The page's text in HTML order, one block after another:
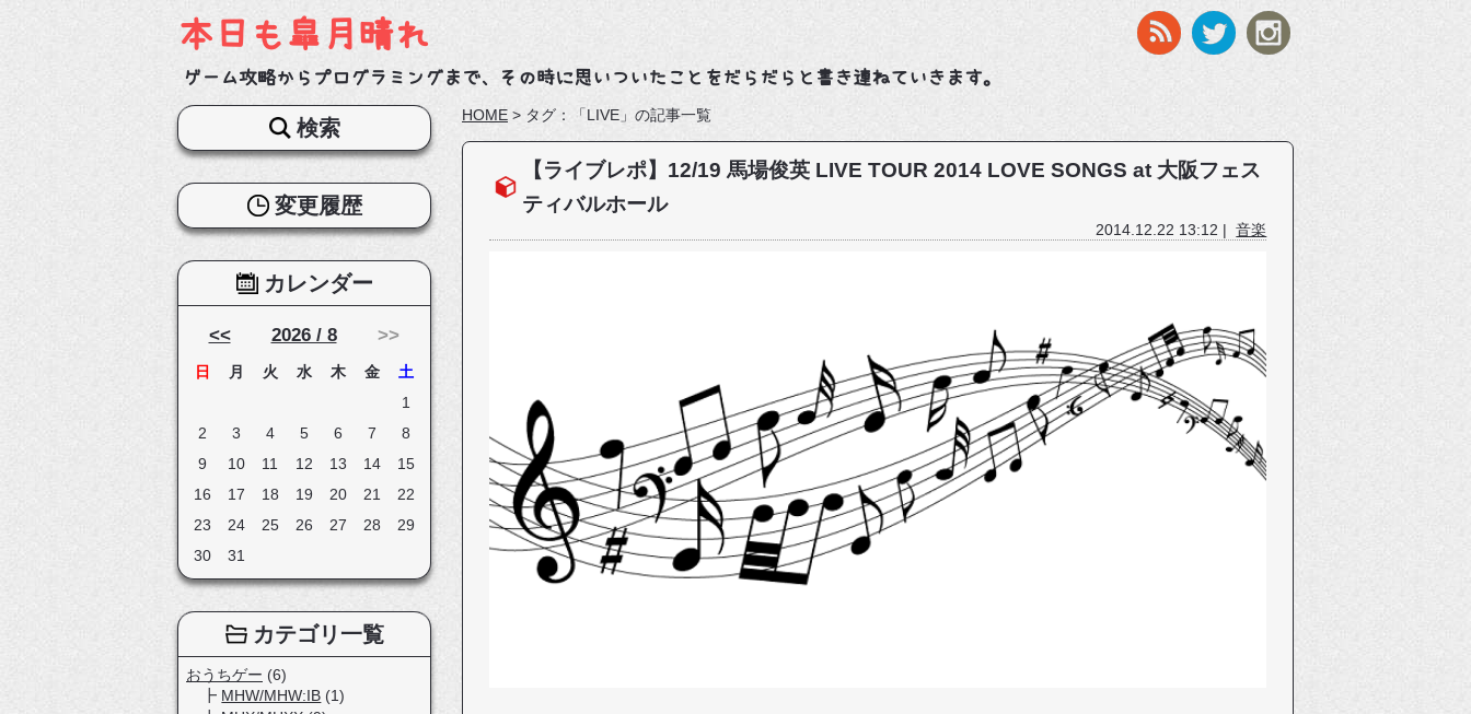
本日も皐月晴れ
ゲーム攻略からプログラミングまで、その時に思いついたことをだらだらと書き連ねていきます。
HOME > タグ：「LIVE」の記事一覧
【ライブレポ】12/19 馬場俊英 LIVE TOUR 2014 LOVE SONGS at 大阪フェス
ティバルホール
2014.12.22 13:12 |音楽
検索
変更履歴
カレンダー
<< 2026 / 8 >>
日 月 火 水 木 金
土
1
2
3 4 5 6 7
8
9
10 11 12 13 14
15
16
17 18 19 20 21
22
23
24 25 26 27 28
29
30
31
カテゴリ一覧
おうちゲー (6)
MHW/MHW:IB (1)